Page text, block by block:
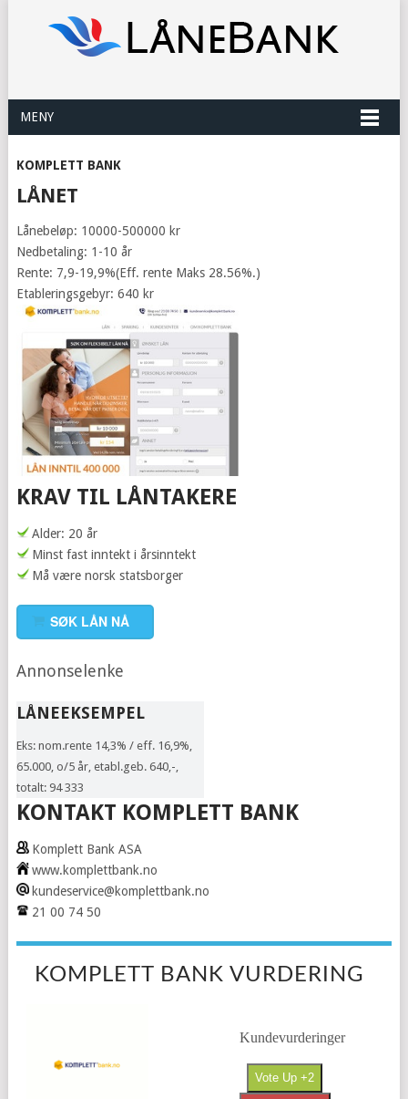
MENY
KOMPLETT BANK
LÅNET
Lånebeløp: 10000-500000 kr
Nedbetaling: 1-10 år
Rente: 7,9-19,9%(Eff. rente Maks 28.56%.)
Etableringsgebyr: 640 kr
KRAV TIL LÅNTAKERE
Alder: 20 år
Minst fast inntekt i årsinntekt
Må være norsk statsborger
SØK LÅN NÅ
Annonselenke
LÅNEEKSEMPEL
Eks: nom.rente 14,3% / eff. 16,9%,
65.000, o/5 år, etabl.geb. 640,-,
totalt: 94 333
KONTAKT KOMPLETT BANK
Komplett Bank ASA
www.komplettbank.no
kundeservice@komplettbank.no
21 00 74 50
KOMPLETT BANK VURDERING
Kundevurderinger
Vote Up +2